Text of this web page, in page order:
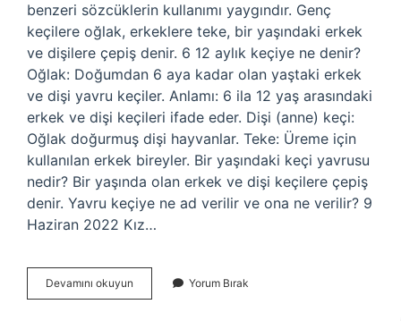
benzeri sözcüklerin kullanımı yaygındır. Genç
keçilere oğlak, erkeklere teke, bir yaşındaki erkek
ve dişilere çepiş denir. 6 12 aylık keçiye ne denir?
Oğlak: Doğumdan 6 aya kadar olan yaştaki erkek
ve dişi yavru keçiler. Anlamı: 6 ila 12 yaş arasındaki
erkek ve dişi keçileri ifade eder. Dişi (anne) keçi:
Oğlak doğurmuş dişi hayvanlar. Teke: Üreme için
kullanılan erkek bireyler. Bir yaşındaki keçi yavrusu
nedir? Bir yaşında olan erkek ve dişi keçilere çepiş
denir. Yavru keçiye ne ad verilir ve ona ne verilir? 9
Haziran 2022 Kız…
Devamını okuyun
Yaşındaki
Yorum Bırak